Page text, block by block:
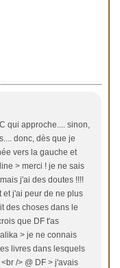
qui approche.... sinon,
donc, dès que je
vers la gauche et
> merci ! je ne sais
j'ai des doutes !!!!
et j'ai peur de ne plus
des choses dans le
que DF t'as
> je ne connais
livres dans lesquels
/> @ DF > j'avais